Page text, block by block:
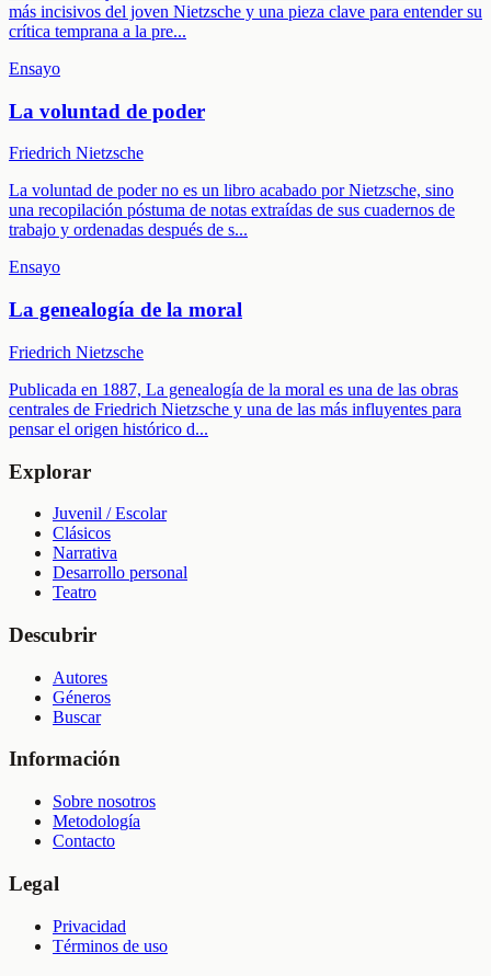
más incisivos del joven Nietzsche y una pieza clave para entender su
crítica temprana a la pre...
Ensayo
La voluntad de poder
Friedrich Nietzsche
La voluntad de poder no es un libro acabado por Nietzsche, sino
una recopilación póstuma de notas extraídas de sus cuadernos de
trabajo y ordenadas después de s...
Ensayo
La genealogía de la moral
Friedrich Nietzsche
Publicada en 1887, La genealogía de la moral es una de las obras
centrales de Friedrich Nietzsche y una de las más influyentes para
pensar el origen histórico d...
Explorar
Juvenil / Escolar
Clásicos
Narrativa
Desarrollo personal
Teatro
Descubrir
Autores
Géneros
Buscar
Información
Sobre nosotros
Metodología
Contacto
Legal
Privacidad
Términos de uso